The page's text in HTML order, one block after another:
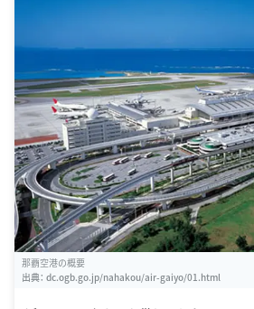
那覇空港の概要
出典： dc.ogb.go.jp/nahakou/air-gaiyo/01.html